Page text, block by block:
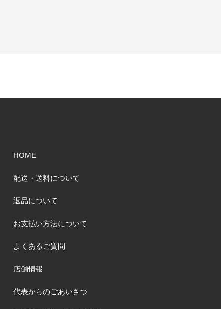
HOME
配送・送料について
返品について
お支払い方法について
よくあるご質問
店舗情報
代表からのごあいさつ